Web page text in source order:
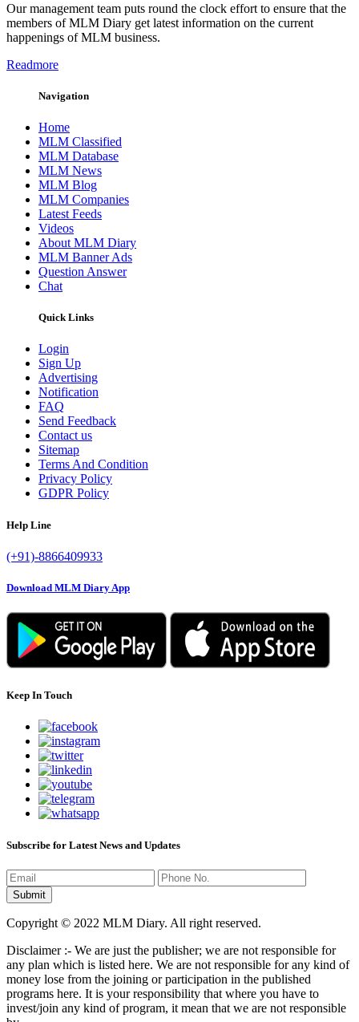
Our management team puts round the clock effort to ensure that the
members of MLM Diary get latest information on the current
happenings of MLM business.
Readmore
Navigation
Home
MLM Classified
MLM Database
MLM News
MLM Blog
MLM Companies
Latest Feeds
Videos
About MLM Diary
MLM Banner Ads
Question Answer
Chat
Quick Links
Login
Sign Up
Advertising
Notification
FAQ
Send Feedback
Contact us
Sitemap
Terms And Condition
Privacy Policy
GDPR Policy
Help Line
(+91)-8866409933
Download MLM Diary App
Keep In Touch
Subscribe for Latest News and Updates
Copyright © 2022 MLM Diary. All right reserved.
Disclaimer :- We are just the publisher; we are not responsible for
any plan which is listed here. We are not responsible for any kind of
money lose from the joining or participation in the published
programs here. It is your responsibility that where you have to
invest/join any kind of program, it mean that we are not responsible